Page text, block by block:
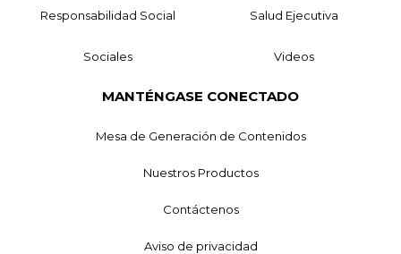
Responsabilidad Social Salud Ejecutiva
Sociales Videos
MANTÉNGASE CONECTADO
Mesa de Generación de Contenidos
Nuestros Productos
Contáctenos
Aviso de privacidad